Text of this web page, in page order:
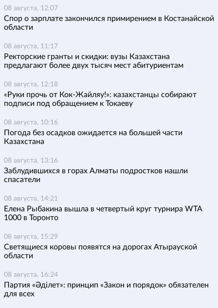
08 августа, 12:07
Спор о зарплате закончился примирением в Костанайской
области
08 августа, 11:17
Ректорские гранты и скидки: вузы Казахстана
предлагают более двух тысяч мест абитуриентам
08 августа, 12:18
«Руки прочь от Кок-Жайляу!»: казахстанцы собирают
подписи под обращением к Токаеву
08 августа, 10:16
Погода без осадков ожидается на большей части
Казахстана
08 августа, 13:16
Заблудившихся в горах Алматы подростков нашли
спасатели
08 августа, 14:21
Елена Рыбакина вышла в четвертый круг турнира WTA
1000 в Торонто
08 августа, 15:29
Светящиеся коровы появятся на дорогах Атырауской
области
08 августа, 16:24
Партия «Әділет»: принцип «Закон и порядок» обязателен
для всех